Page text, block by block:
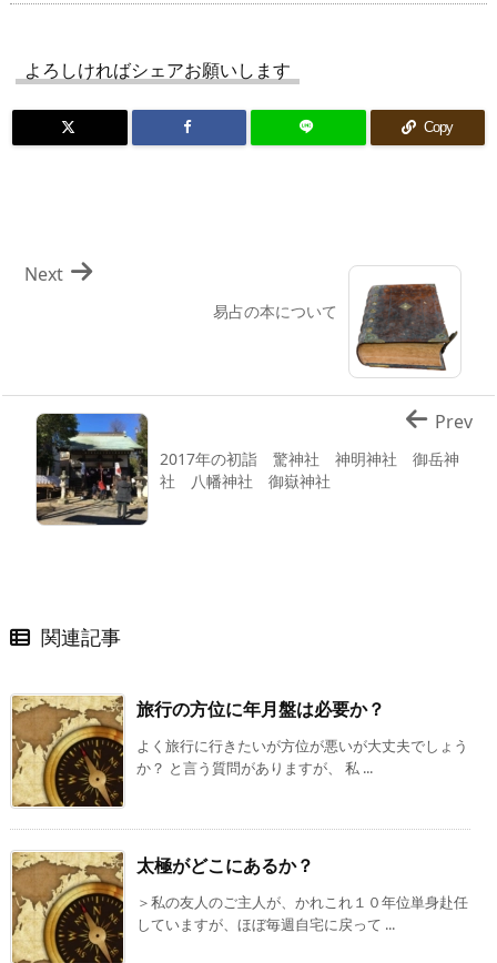
よろしければシェアお願いします
Copy
易占の本について
Next
2017年の初詣 驚神社 神明神社 御岳神
社 八幡神社 御嶽神社
Prev
関連記事
旅行の方位に年月盤は必要か？
よく旅行に行きたいが方位が悪いが大丈夫でしょう
か？ と言う質問がありますが、 私 ...
太極がどこにあるか？
＞私の友人のご主人が、かれこれ１０年位単身赴任
していますが、ほぼ毎週自宅に戻って ...